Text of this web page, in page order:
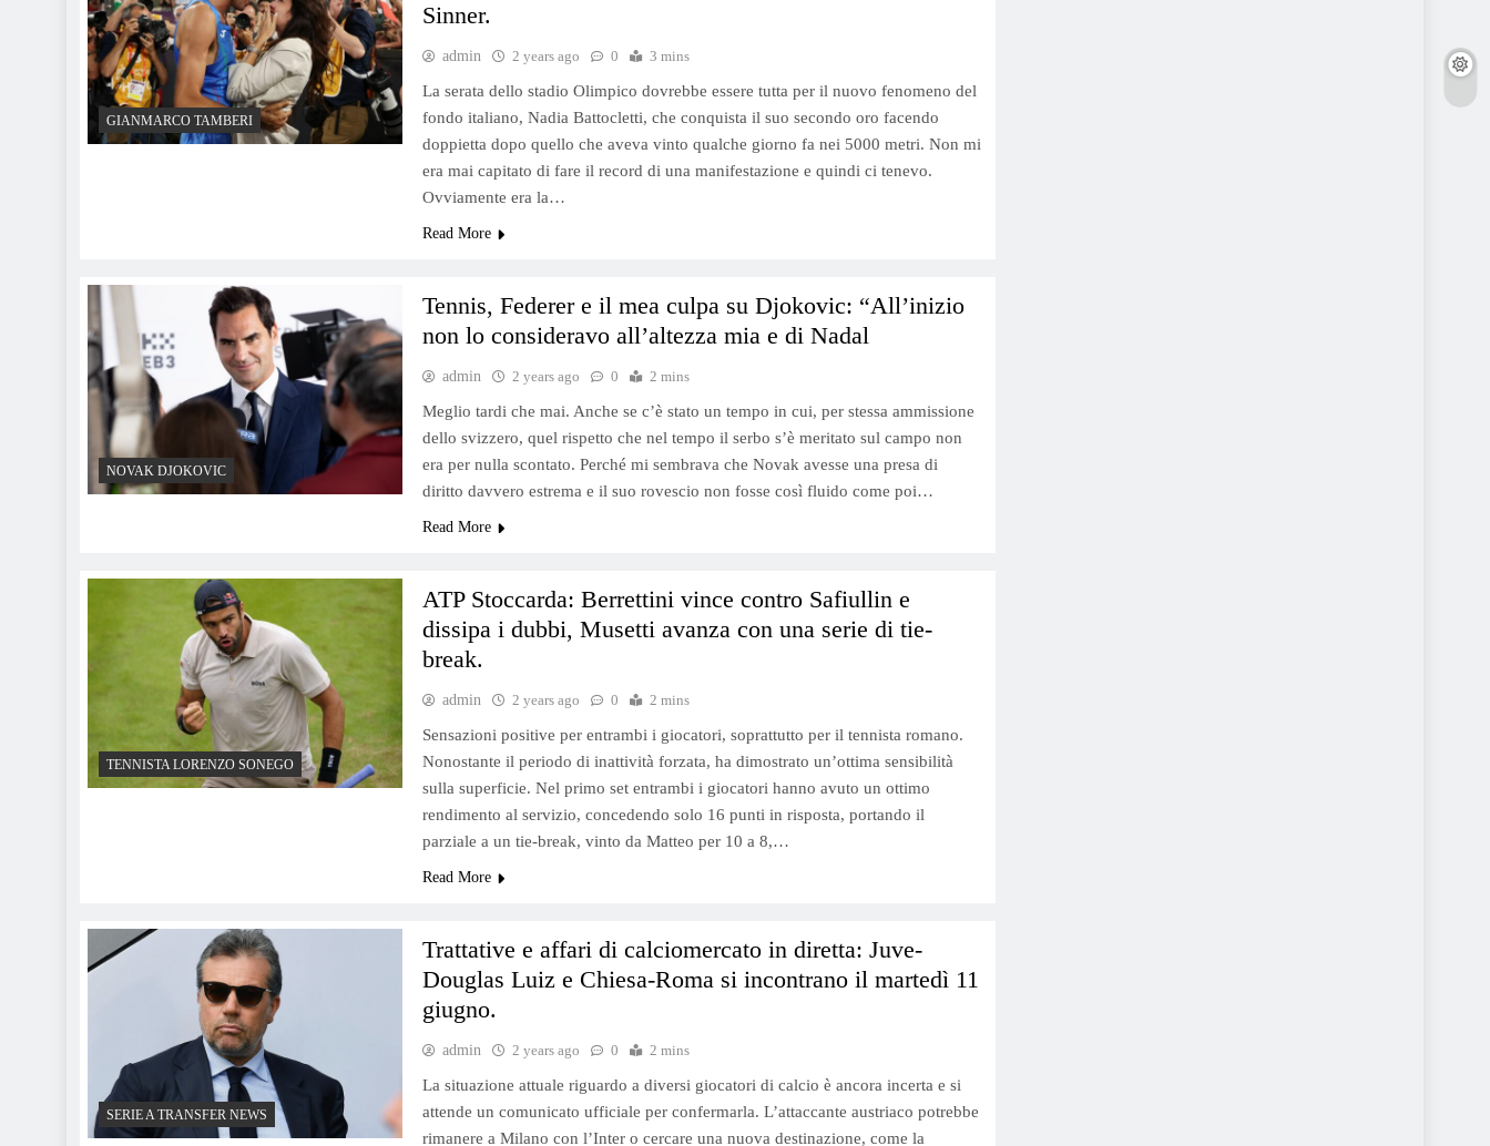
GIANMARCO TAMBERI
Sinner.
admin 2 years ago 0 3 mins
La serata dello stadio Olimpico dovrebbe essere tutta per il nuovo fenomeno del
fondo italiano, Nadia Battocletti, che conquista il suo secondo oro facendo
doppietta dopo quello che aveva vinto qualche giorno fa nei 5000 metri. Non mi
era mai capitato di fare il record di una manifestazione e quindi ci tenevo.
Ovviamente era la…
Read More
NOVAK DJOKOVIC
Tennis, Federer e il mea culpa su Djokovic: “All’inizio
non lo consideravo all’altezza mia e di Nadal
admin 2 years ago 0 2 mins
Meglio tardi che mai. Anche se c’è stato un tempo in cui, per stessa ammissione
dello svizzero, quel rispetto che nel tempo il serbo s’è meritato sul campo non
era per nulla scontato. Perché mi sembrava che Novak avesse una presa di
diritto davvero estrema e il suo rovescio non fosse così fluido come poi…
Read More
TENNISTA LORENZO SONEGO
ATP Stoccarda: Berrettini vince contro Safiullin e
dissipa i dubbi, Musetti avanza con una serie di tie-
break.
admin 2 years ago 0 2 mins
Sensazioni positive per entrambi i giocatori, soprattutto per il tennista romano.
Nonostante il periodo di inattività forzata, ha dimostrato un’ottima sensibilità
sulla superficie. Nel primo set entrambi i giocatori hanno avuto un ottimo
rendimento al servizio, concedendo solo 16 punti in risposta, portando il
parziale a un tie-break, vinto da Matteo per 10 a 8,…
Read More
SERIE A TRANSFER NEWS
Trattative e affari di calciomercato in diretta: Juve-
Douglas Luiz e Chiesa-Roma si incontrano il martedì 11
giugno.
admin 2 years ago 0 2 mins
La situazione attuale riguardo a diversi giocatori di calcio è ancora incerta e si
attende un comunicato ufficiale per confermarla. L’attaccante austriaco potrebbe
rimanere a Milano con l’Inter o cercare una nuova destinazione, come la